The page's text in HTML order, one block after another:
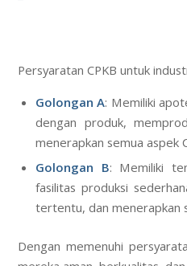
Persyaratan CPKB untuk
Golongan A: Memiliki
dengan produk,
menerapkan semua aspek
Golongan B: Memiliki
fasilitas produksi
tertentu, dan menerapkan
Dengan memenuhi